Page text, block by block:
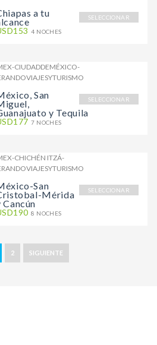
SELECCIONAR
a tu
4 NOCHES
SELECCIONAR
San
y Tequila
7 NOCHES
SELECCIONAR
San
Mérida
Cancún
8 NOCHES
2 SIGUIENTE